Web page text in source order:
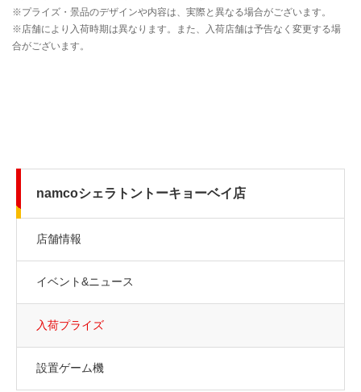
namcoシェラトントーキョーベイ店
店舗情報
イベント&ニュース
入荷プライズ
設置ゲーム機